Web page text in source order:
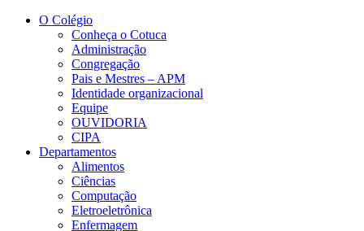
Conteúdo principal
O Colégio
Conheça o Cotuca
Administração
Congregação
Pais e Mestres – APM
Identidade organizacional
Equipe
OUVIDORIA
CIPA
Departamentos
Alimentos
Ciências
Computação
Eletroeletrônica
Enfermagem